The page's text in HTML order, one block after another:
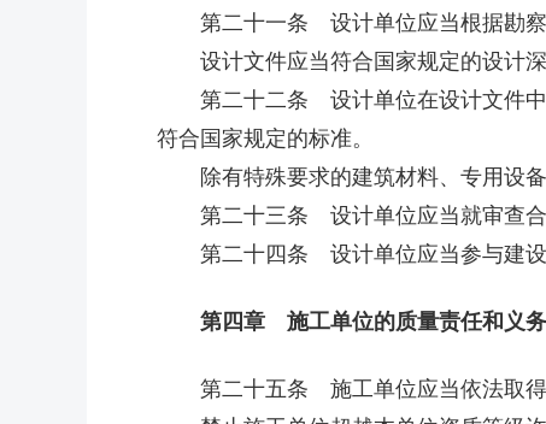
第二十一条 设计单位应当根据勘察
设计文件应当符合国家规定的设计深
第二十二条 设计单位在设计文件中
符合国家规定的标准。
除有特殊要求的建筑材料、专用设备
第二十三条 设计单位应当就审查合
第二十四条 设计单位应当参与建设工
第四章 施工单位的质量责任和义务
第二十五条 施工单位应当依法取得